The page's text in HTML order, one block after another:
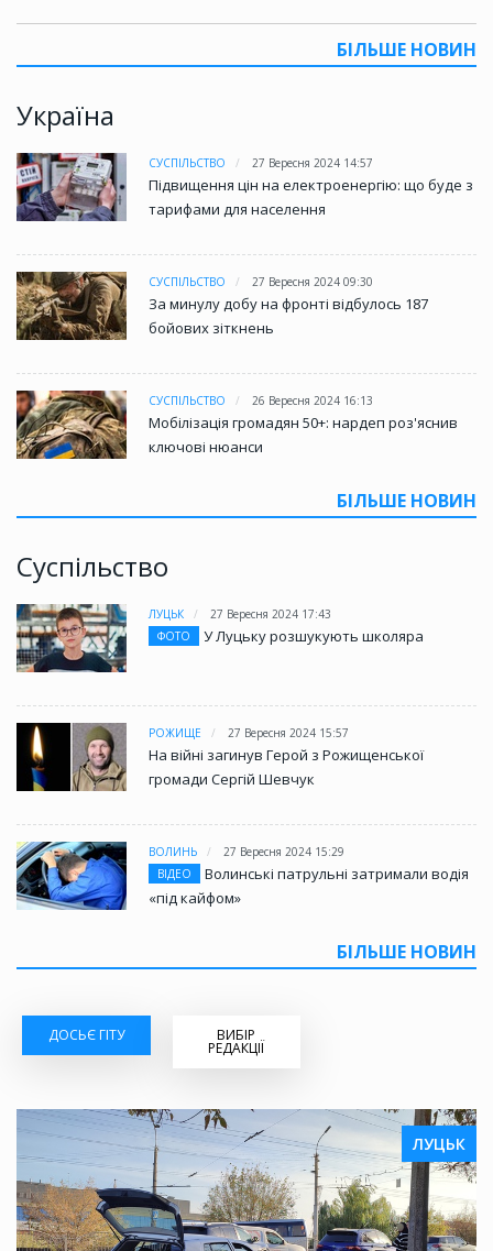
БІЛЬШЕ НОВИН
Україна
СУСПІЛЬСТВО 27 Вересня 2024 14:57
Підвищення цін на електроенергію: що буде з
тарифами для населення
СУСПІЛЬСТВО 27 Вересня 2024 09:30
За минулу добу на фронті відбулось 187
бойових зіткнень
СУСПІЛЬСТВО 26 Вересня 2024 16:13
Мобілізація громадян 50+: нардеп роз'яснив
ключові нюанси
БІЛЬШЕ НОВИН
Суспільство
ЛУЦЬК
27 Вересня 2024 17:43
ФОТО
У Луцьку розшукують школяра
РОЖИЩЕ 27 Вересня 2024 15:57
На війні загинув Герой з Рожищенської
громади Сергій Шевчук
ВОЛИНЬ
27 Вересня 2024 15:29
ВІДЕО
Волинські патрульні затримали водія
«під кайфом»
БІЛЬШЕ НОВИН
ДОСЬЄ ГІТУ ВИБІР
РЕДАКЦІЇ
ЛУЦЬК